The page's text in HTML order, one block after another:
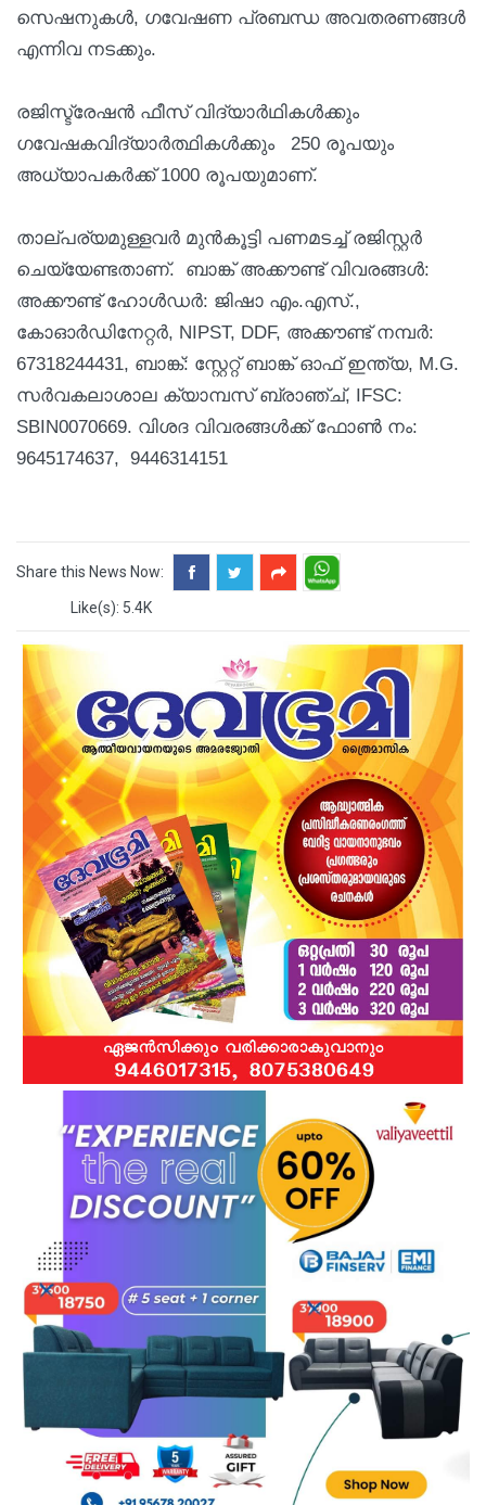
സെഷനുകൾ, ഗവേഷണ പ്രബന്ധ അവതരണങ്ങൾ
എന്നിവ നടക്കും.
രജിസ്ട്രേഷൻ ഫീസ് വിദ്യാർഥികൾക്കും
ഗവേഷകവിദ്യാർത്ഥികൾക്കും 250 രൂപയും
അധ്യാപകർക്ക് 1000 രൂപയുമാണ്.
താല്പര്യമുള്ളവർ മുൻകൂട്ടി പണമടച്ച് രജിസ്റ്റർ
ചെയ്യേണ്ടതാണ്. ബാങ്ക് അക്കൗണ്ട് വിവരങ്ങൾ:
അക്കൗണ്ട് ഹോൾഡർ: ജിഷാ എം.എസ്.,
കോഓർഡിനേറ്റർ, NIPST, DDF, അക്കൗണ്ട് നമ്പർ:
67318244431, ബാങ്ക്: സ്റ്റേറ്റ് ബാങ്ക് ഓഫ് ഇന്ത്യ, M.G.
സർവകലാശാല ക്യാമ്പസ് ബ്രാഞ്ച്, IFSC:
SBIN0070669. വിശദ വിവരങ്ങൾക്ക് ഫോൺ നം:
9645174637, 9446314151
Share this News Now:
Like(s): 5.4K